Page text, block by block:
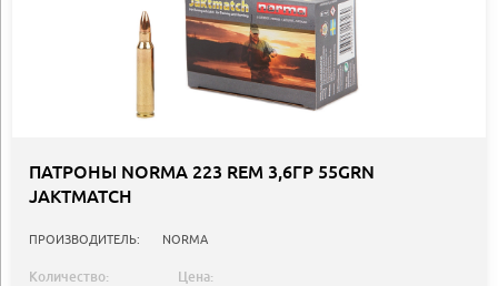
ПАТРОНЫ NORMA 223 REM 3,6ГР 55GRN
JAKTMATCH
ПРОИЗВОДИТЕЛЬ: NORMA
Количество: Цена: